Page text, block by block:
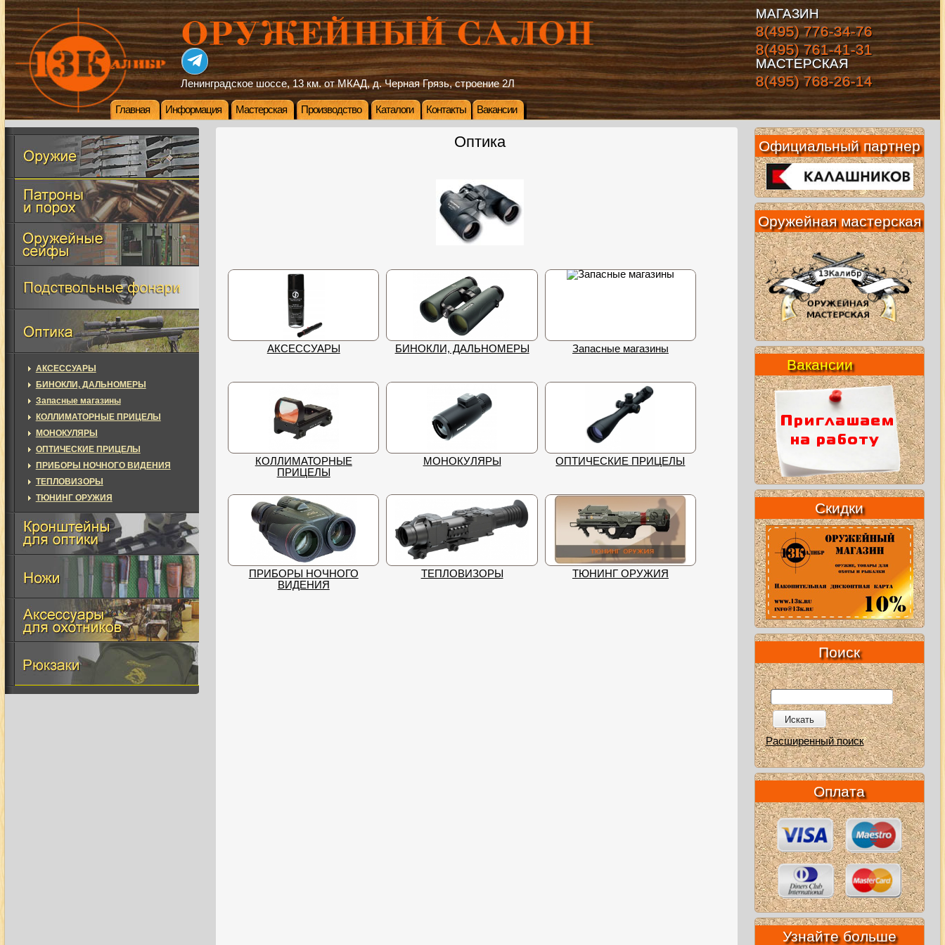
Ленинградское шоссе, 13 км. от МКАД, д. Черная Грязь, строение 2Л
МАГАЗИН
8(495) 776-34-76
8(495) 761-41-31
МАСТЕРСКАЯ
8(495) 768-26-14
Главная Информация Мастерская Производство Каталоги Контакты Вакансии
Оптика
АКСЕССУАРЫ БИНОКЛИ, ДАЛЬНОМЕРЫ Запасные магазины
КОЛЛИМАТОРНЫЕ
ПРИЦЕЛЫ
МОНОКУЛЯРЫ ОПТИЧЕСКИЕ ПРИЦЕЛЫ
ПРИБОРЫ НОЧНОГО
ВИДЕНИЯ
ТЕПЛОВИЗОРЫ ТЮНИНГ ОРУЖИЯ
АКСЕССУАРЫ
БИНОКЛИ, ДАЛЬНОМЕРЫ
Запасные магазины
КОЛЛИМАТОРНЫЕ ПРИЦЕЛЫ
МОНОКУЛЯРЫ
ОПТИЧЕСКИЕ ПРИЦЕЛЫ
ПРИБОРЫ НОЧНОГО ВИДЕНИЯ
ТЕПЛОВИЗОРЫ
ТЮНИНГ ОРУЖИЯ
Официальный партнер
Оружейная мастерская
Вакансии
Скидки
Поиск
Искать
Расширенный поиск
Оплата
Узнайте больше